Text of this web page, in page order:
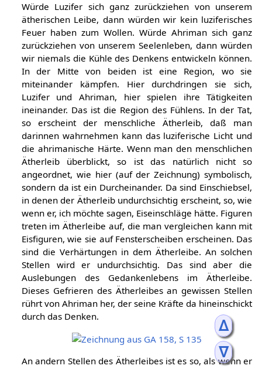
ᐃ
ᐁ
Würde Luzifer sich ganz zurückziehen von unserem
ätherischen Leibe, dann würden wir kein luziferisches
Feuer haben zum Wollen. Würde Ahriman sich ganz
zurückziehen von unserem Seelenleben, dann würden
wir niemals die Kühle des Denkens entwickeln können.
In der Mitte von beiden ist eine Region, wo sie
miteinander kämpfen. Hier durchdringen sie sich,
Luzifer und Ahriman, hier spielen ihre Tätigkeiten
ineinander. Das ist die Region des Fühlens. In der Tat,
so erscheint der menschliche Ätherleib, daß man
darinnen wahrnehmen kann das luziferische Licht und
die ahrimanische Härte. Wenn man den menschlichen
Ätherleib überblickt, so ist das natürlich nicht so
angeordnet, wie hier (auf der Zeichnung) symbolisch,
sondern da ist ein Durcheinander. Da sind Einschiebsel,
in denen der Ätherleib undurchsichtig erscheint, so, wie
wenn er, ich möchte sagen, Eiseinschläge hätte. Figuren
treten im Ätherleibe auf, die man vergleichen kann mit
Eisfiguren, wie sie auf Fensterscheiben erscheinen. Das
sind die Verhärtungen in dem Ätherleibe. An solchen
Stellen wird er undurchsichtig. Das sind aber die
Auslebungen des Gedankenlebens im Ätherleibe.
Dieses Gefrieren des Ätherleibes an gewissen Stellen
rührt von Ahriman her, der seine Kräfte da hineinschickt
durch das Denken.
An andern Stellen des Ätherleibes ist es so, als wenn er